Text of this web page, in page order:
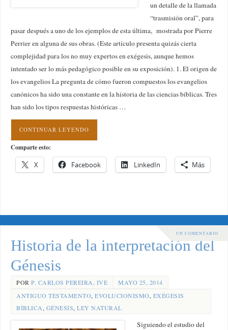
un detalle de la llamada
“trasmisión oral”, para
pasar después a uno de los ejemplos de esta última, mostrada por Pierre
Perrier en alguna de sus obras. (Este artículo presenta quizás cierta
complejidad para los no muy expertos en exégesis, aunque hemos
intentado ser lo más pedagógico posible en su exposición). 1. El origen de
los evangelios La pregunta de cómo fueron compuestos los evangelios
canónicos ha sido una constante en la historia de las ciencias bíblicas. Tres
han sido los tipos respuestas históricas …
CONTINUAR LEYENDO
Comparte esto:
X Facebook LinkedIn Más
UN COMENTARIO
Historia de la interpretación del
Génesis
PORP. CARLOS PEREIRA, IVE
MAYO 25, 2014
ANTIGUO TESTAMENTO,EVOLUCIONISMO, EXÉGESIS
BÍBLICA, GÉNESIS,LEY NATURAL
Siguiendo el estudio del